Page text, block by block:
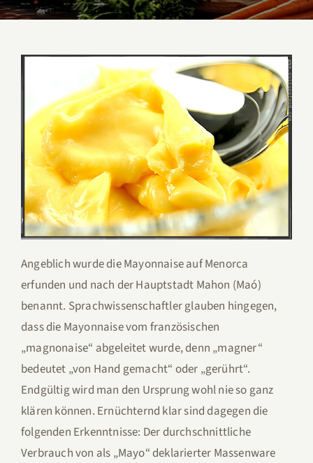
Angeblich wurde die Mayonnaise auf Menorca
erfunden und nach der Hauptstadt Mahon (Maó)
benannt. Sprachwissenschaftler glauben hingegen,
dass die Mayonnaise vom französischen
„magnonaise“ abgeleitet wurde, denn „magner“
bedeutet „von Hand gemacht“ oder „gerührt“.
Endgültig wird man den Ursprung wohl nie so ganz
klären können. Ernüchternd klar sind dagegen die
folgenden Erkenntnisse: Der durchschnittliche
Verbrauch von als „Mayo“ deklarierter Massenware